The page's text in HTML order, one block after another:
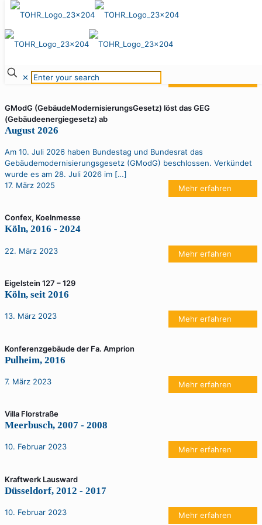
✕
5. August 2026
Clouth Quartier, Halle 17
4. August 2026
GModG (GebäudeModernisierungsGesetz) löst das GEG
(Gebäudeenergiegesetz) ab
August 2026
Am 10. Juli 2026 haben Bundestag und Bundesrat das
Gebäudemodernisierungsgesetz (GModG) beschlossen. Verkündet
wurde es am 28. Juli 2026 im […]
Mehr erfahren
17. März 2025
Confex, Koelnmesse
Köln, 2016 - 2024
Mehr erfahren
22. März 2023
Eigelstein 127 – 129
Köln, seit 2016
Mehr erfahren
13. März 2023
Konferenzgebäude der Fa. Amprion
Pulheim, 2016
Mehr erfahren
7. März 2023
Villa Florstraße
Meerbusch, 2007 - 2008
Mehr erfahren
10. Februar 2023
Kraftwerk Lausward
Düsseldorf, 2012 - 2017
Mehr erfahren
10. Februar 2023